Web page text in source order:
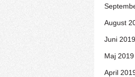
August
Juni
Maj
April